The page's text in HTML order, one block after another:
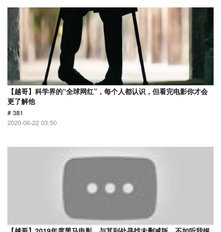
【越哥】科学界的“全球网红”，每个人都认识，但看完电影你才会
更了解他
# 381
2020-06-22 03:50